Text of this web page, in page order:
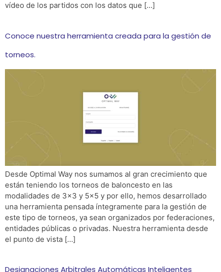
vídeo de los partidos con los datos que […]
Conoce nuestra herramienta creada para la gestión de
torneos.
Desde Optimal Way nos sumamos al gran crecimiento que
están teniendo los torneos de baloncesto en las
modalidades de 3×3 y 5×5 y por ello, hemos desarrollado
una herramienta pensada íntegramente para la gestión de
este tipo de torneos, ya sean organizados por federaciones,
entidades públicas o privadas. Nuestra herramienta desde
el punto de vista […]
Designaciones Arbitrales Automáticas Inteligentes